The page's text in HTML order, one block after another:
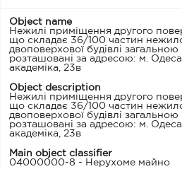
Object name
Нежилі приміщення другого
що складає 36/100 частин
двоповерхової будівлі
розташовані за адресою: м.
академіка, 23в
Object description
Нежилі приміщення другого
що складає 36/100 частин
двоповерхової будівлі
розташовані за адресою: м.
академіка, 23в
Main object classifier
04000000-8 - Нерухоме майно